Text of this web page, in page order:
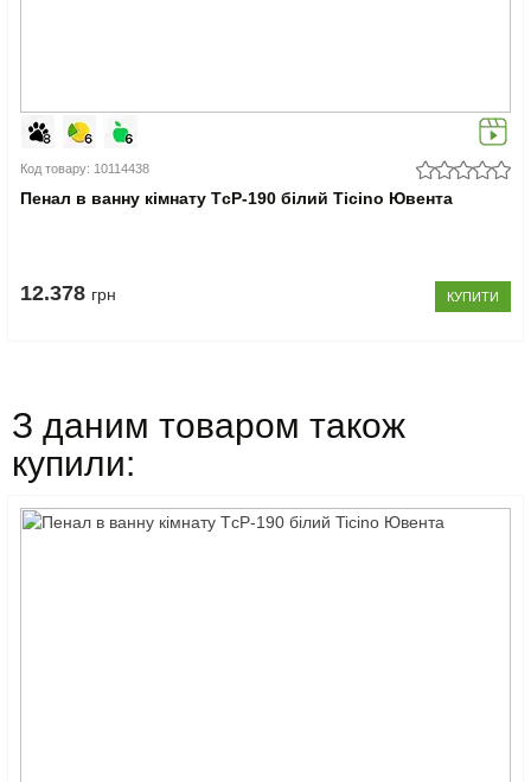
Код товару: 10114438
Пенал в ванну кімнату TсP-190 білий Ticino Ювента
12.378 грн КУПИТИ
З даним товаром також
купили: